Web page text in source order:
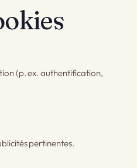
(p. ex. authentification,
pertinentes.